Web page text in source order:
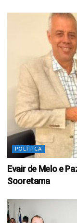
POLÍTICA
Evair de Melo e
Sooretama